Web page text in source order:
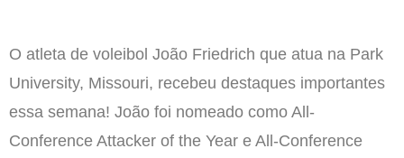
O atleta de voleibol João Friedrich que atua na Park
University, Missouri, recebeu destaques importantes
essa semana! João foi nomeado como All-
Conference Attacker of the Year e All-Conference